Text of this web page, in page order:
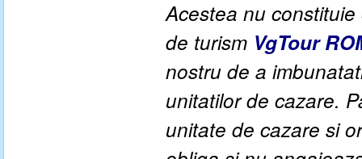
Acestea nu
de turism VgTour
nostru de a
unitatilor de cazare.
unitate de cazare si